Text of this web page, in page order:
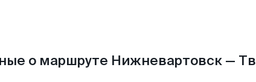
о маршруте Нижневартовск —